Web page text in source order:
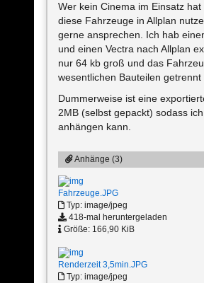
Wer kein Cinema im Einsatz
diese Fahrzeuge in Allplan
gerne ansprechen. Ich hab
und einen Vectra nach Allplan
nur 64 kb groß und das
wesentlichen Bauteilen getrennt
Dummerweise ist eine
2MB (selbst gepackt) sodass
anhängen kann.
Anhänge (3)
Fahrzeuge.JPG
Typ: image/jpeg
418-mal heruntergeladen
Größe: 166,90 KiB
Renderzeit 3,5min.JPG
Typ: image/jpeg